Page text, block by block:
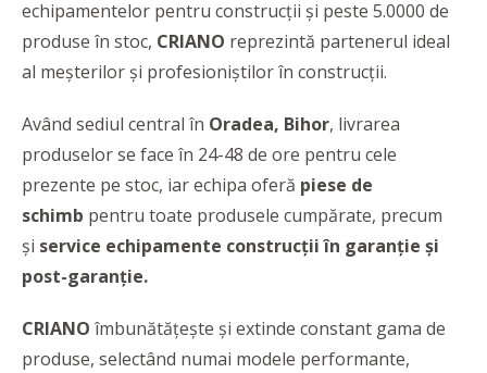
echipamentelor pentru construcții și peste 5.0000 de
produse în stoc, CRIANO reprezintă partenerul ideal
al meșterilor și profesioniștilor în construcții.
Având sediul central în Oradea, Bihor, livrarea
produselor se face în 24-48 de ore pentru cele
prezente pe stoc, iar echipa oferă piese de
schimb pentru toate produsele cumpărate, precum
și service echipamente construcții în garanție și
post-garanție.
CRIANO îmbunătățește și extinde constant gama de
produse, selectând numai modele performante,